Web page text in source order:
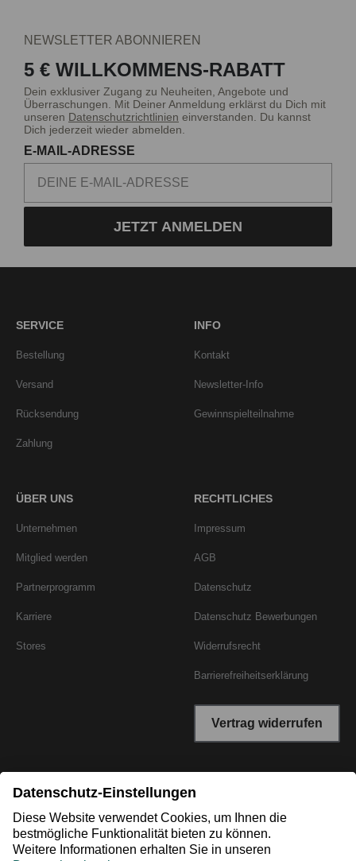
NEWSLETTER ABONNIEREN
5 € WILLKOMMENS-RABATT
Dein exklusiver Zugang zu Neuheiten, Angebote und
Überraschungen. Mit Deiner Anmeldung erklärst du Dich mit
unseren Datenschutzrichtlinien einverstanden. Du kannst
Dich jederzeit wieder abmelden.
E-MAIL-ADRESSE
JETZT ANMELDEN
SERVICE
Bestellung
Versand
Rücksendung
Zahlung
INFO
Kontakt
Newsletter-Info
Gewinnspielteilnahme
ÜBER UNS
Unternehmen
Mitglied werden
Partnerprogramm
Karriere
Stores
RECHTLICHES
Impressum
AGB
Datenschutz
Datenschutz Bewerbungen
Widerrufsrecht
Barrierefreiheitserklärung
Vertrag widerrufen